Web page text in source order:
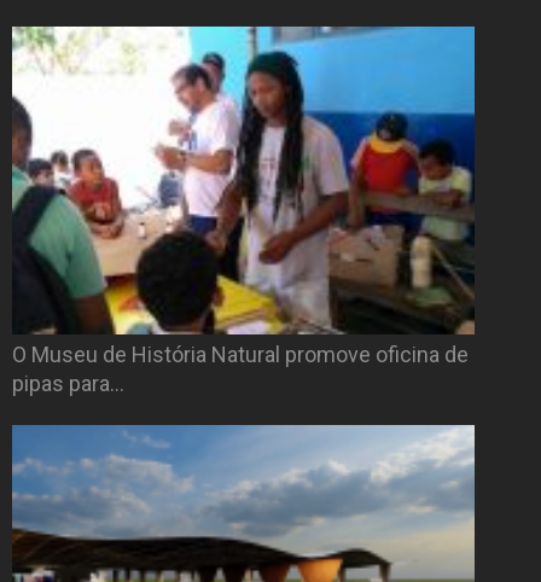
O Museu de História Natural promove oficina de
pipas para…